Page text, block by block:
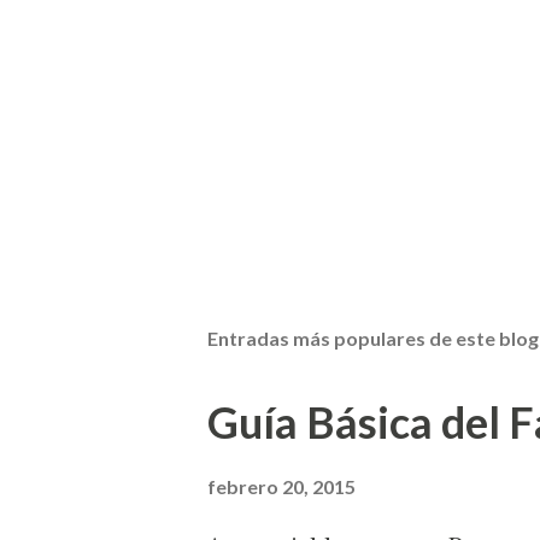
Entradas más populares de este blog
Guía Básica del
febrero 20, 2015